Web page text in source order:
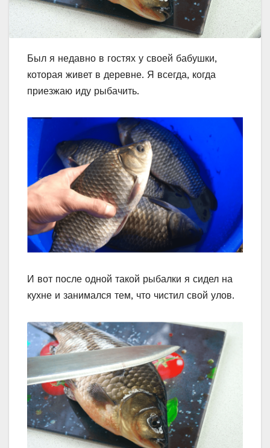
Был я недавно в гостях у своей бабушки,
которая живет в деревне. Я всегда, когда
приезжаю иду рыбачить.
И вот после одной такой рыбалки я сидел на
кухне и занимался тем, что чистил свой улов.